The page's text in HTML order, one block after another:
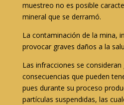
muestreo no es posible
mineral que se derramó.
La contaminación de la mina,
provocar graves daños a la
Las infracciones se consideran
consecuencias que pueden
pues durante su proceso
partículas suspendidas, las